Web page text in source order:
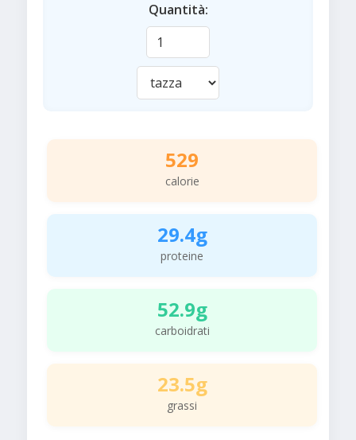
Quantità:
529
calorie
29.4g
proteine
52.9g
carboidrati
23.5g
grassi